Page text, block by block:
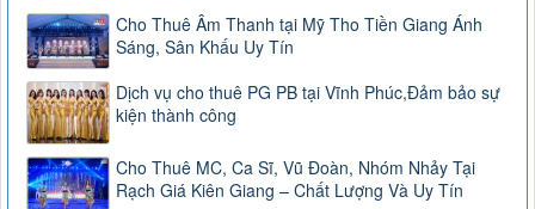
Cho Thuê Âm Thanh tại Mỹ Tho Tiền Giang Ánh
Sáng, Sân Khấu Uy Tín
Dịch vụ cho thuê PG PB tại Vĩnh Phúc,Đảm bảo sự
kiện thành công
Cho Thuê MC, Ca Sĩ, Vũ Đoàn, Nhóm Nhảy Tại
Rạch Giá Kiên Giang – Chất Lượng Và Uy Tín